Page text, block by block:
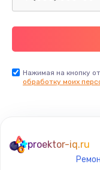
Нажимая на кнопку
обработку моих
proektor-iq.ru